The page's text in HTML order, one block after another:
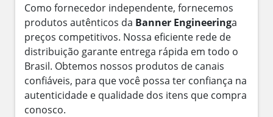
Como fornecedor independente, fornecemos
produtos autênticos da Banner Engineeringa
preços competitivos. Nossa eficiente rede de
distribuição garante entrega rápida em todo o
Brasil. Obtemos nossos produtos de canais
confiáveis, para que você possa ter confiança na
autenticidade e qualidade dos itens que compra
conosco.